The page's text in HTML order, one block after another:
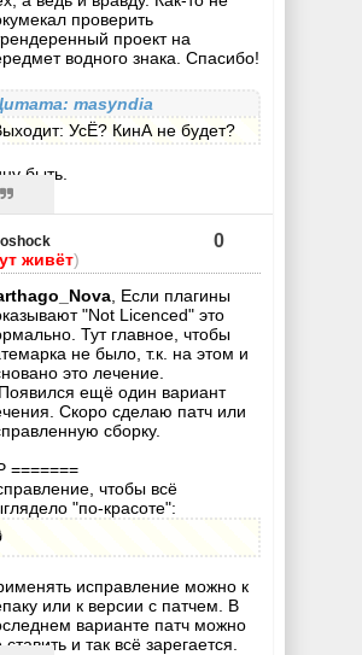
проверить
проект на
водного знака. Спасибо!
masyndia
УсЁ? КинА не будет?
быть.
живёт)
0
, Если плагины
"Not Licenced" это
Тут главное, чтобы
не было, т.к. на этом и
это лечение.
ещё один вариант
Скоро сделаю патч или
сборку.
=======
чтобы всё
"по-красоте":
исправление можно к
или к версии с патчем. В
варианте патч можно
ставить и так всё зарегается.